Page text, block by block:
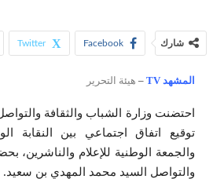
شارك Facebook
Twitter
المشهد TV – هيئة التحرير
احتضنت وزارة الشباب والثقافة
توقيع اتفاق اجتماعي بين النقابة
والجمعة الوطنية للإعلام والناشرين،
والتواصل السيد محمد المهدي بن سعيد.